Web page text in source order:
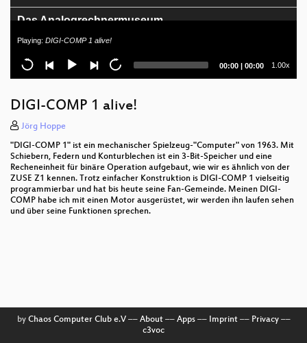
Das Analogrechnermuseum
Charles Babbages Analytical Engine
Hands on! Reparatur von Retrocomputern im
Der Computertruhe e.V. stellt sich vor
The programming architecture of Babbage's
Analytical Engine
Analyse und Reparatur eines Z80-Systems aus der
Schrottkiste
Computersammeln als Hobby
DOjS
Eröffnungsveranstaltung
Playing: DIGI-COMP 1 alive!
Current
00:00 | Total
00:00 1.00x
DIGI-COMP 1 alive!
Jörg Hoppe
"DIGI-COMP 1" ist ein mechanischer Spielzeug-"Computer" von 1963. Mit
Schiebern, Federn und Konturblechen ist ein 3-Bit-Speicher und eine
Recheneinheit für binäre Operation aufgebaut, wie wir es ähnlich von der
ZUSE Z1 kennen. Trotz einfacher Konstruktion is DIGI-COMP 1 vielseitig
programmierbar und hat bis heute seine Fan-Gemeinde. Meinen DIGI-
COMP habe ich mit einen Motor ausgerüstet, wir werden ihn laufen sehen
und über seine Funktionen sprechen.
by Chaos Computer Club e.V–– About–– Apps–– Imprint–– Privacy––
c3voc